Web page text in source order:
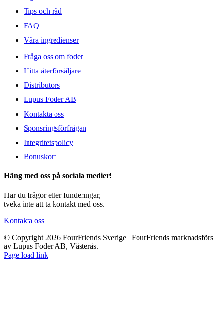
Tips och råd
FAQ
Våra ingredienser
Fråga oss om foder
Hitta återförsäljare
Distributors
Lupus Foder AB
Kontakta oss
Sponsringsförfrågan
Integritetspolicy
Bonuskort
Häng med oss på sociala medier!
Har du frågor eller funderingar,
tveka inte att ta kontakt med oss.
Kontakta oss
© Copyright 2026 FourFriends Sverige | FourFriends marknadsförs
av Lupus Foder AB, Västerås.
Page load link